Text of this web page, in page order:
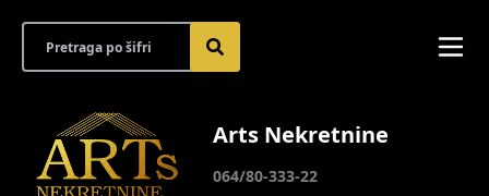
Arts Nekretnine
064/80-333-22